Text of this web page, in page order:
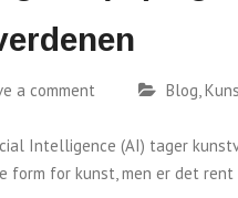
a comment Blog
Intelligence (AI) tager
form for kunst, men er det